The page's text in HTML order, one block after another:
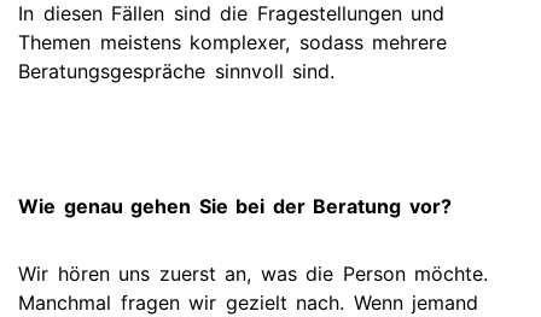
In diesen Fällen sind die Fragestellungen und
Themen meistens komplexer, sodass mehrere
Beratungsgespräche sinnvoll sind.
Wie genau gehen Sie bei der Beratung vor?
Wir hören uns zuerst an, was die Person möchte.
Manchmal fragen wir gezielt nach. Wenn jemand